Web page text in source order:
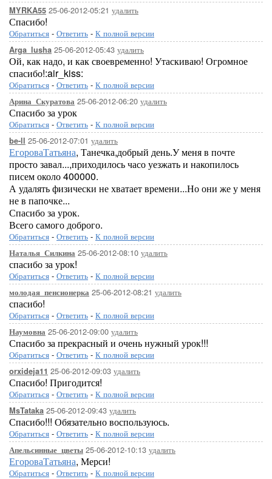
MYRKA55 25-06-2012-05:21 удалить
Спасибо!
Обратиться - Ответить - К полной версии
Arga_lusha 25-06-2012-05:43 удалить
Ой, как надо, и как своевременно! Утаскиваю! Огромное
спасибо!:air_kiss:
Обратиться - Ответить - К полной версии
Арина_Скуратова 25-06-2012-06:20 удалить
Спасибо за урок
Обратиться - Ответить - К полной версии
be-ll 25-06-2012-07:01 удалить
ЕгороваТатьяна, Танечка,добрый день.У меня в почте
просто завал...,приходилось часо уезжать и накопилось
писем около 400000.
А удалять физически не хватает времени...Но они же у меня
не в папочке...
Спасибо за урок.
Всего самого доброго.
Обратиться - Ответить - К полной версии
Наталья_Силкина 25-06-2012-08:10 удалить
спасибо за урок!
Обратиться - Ответить - К полной версии
молодая_пенсионерка 25-06-2012-08:21 удалить
спасибо!
Обратиться - Ответить - К полной версии
Наумовна 25-06-2012-09:00 удалить
Спасибо за прекрасный и очень нужный урок!!!
Обратиться - Ответить - К полной версии
orxideja11 25-06-2012-09:03 удалить
Спасибо! Пригодится!
Обратиться - Ответить - К полной версии
MsTataka 25-06-2012-09:43 удалить
Спасибо!!! Обязательно воспользуюсь.
Обратиться - Ответить - К полной версии
Апельсинные_цветы 25-06-2012-10:13 удалить
ЕгороваТатьяна, Мерси!
Обратиться - Ответить - К полной версии